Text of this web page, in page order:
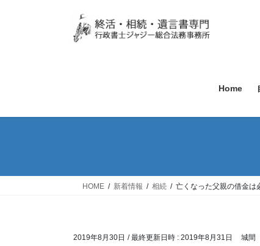
Home
HOME 新着情報 相続 亡くなった父親の借金は
2019年8月30日 / 最終更新日時 : 2019年8月31日 城間